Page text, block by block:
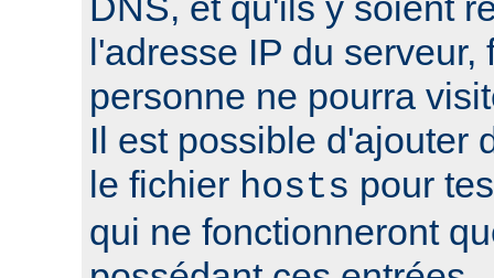
l'adresse IP du serveur,
personne ne pourra
Il est possible d'ajouter
le fichier hosts pour
qui ne fonctionneront